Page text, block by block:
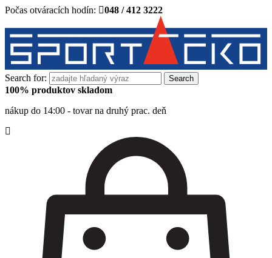
Počas otváracích hodín: 048 / 412 3222
Search for:
100% produktov skladom
nákup do 14:00 - tovar na druhý prac. deň